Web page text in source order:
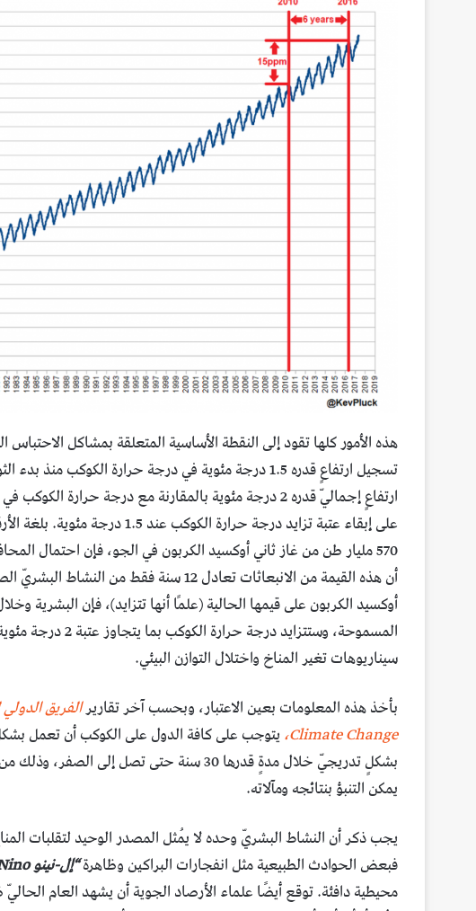
هذه الأمور كلها تقود إلى النقطة الأساسية المتعلقة بمشاكل
تسجيل ارتفاعٍ قدره 1.5 درجة مئوية في درجة حرارة
ارتفاعٍ إجماليّ قدره 2 درجة مئوية بالمقارنة مع درجة
أن هذه القيمة من الانبعاثات تعادل 12 سنة
المسموحة،
سيناريوهات تغير المناخ واختلال التوازن البيئي.
بأخذ هذه المعلومات بعين الاعتبار، وبحسب آخر تقارير
Climate Change، يتوجب على كافة الدول على الكوكب أن تعمل
بشكلٍ تدريجيّ خلال مدةٍ قدرها 30 سنة حتى
يمكن التنبؤ بنتائجه ومآلاته.
يجب ذكر أن النشاط البشريّ وحده لا يُمثل المصدر الوحيد لتقلبات
فبعض الحوادث الطبيعية مثل انفجارات البراكين وظاهرة“إل-نينو El Nino”
محيطية دافئة. توقع أيضًا علماء الأرصاد الجوية أن يشهد العام